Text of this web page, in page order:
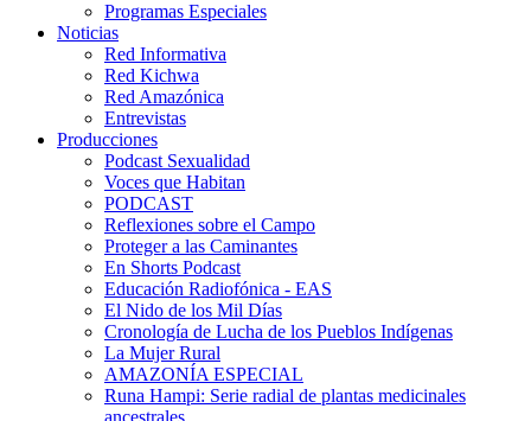
Programas Especiales
Noticias
Red Informativa
Red Kichwa
Red Amazónica
Entrevistas
Producciones
Podcast Sexualidad
Voces que Habitan
PODCAST
Reflexiones sobre el Campo
Proteger a las Caminantes
En Shorts Podcast
Educación Radiofónica - EAS
El Nido de los Mil Días
Cronología de Lucha de los Pueblos Indígenas
La Mujer Rural
AMAZONÍA ESPECIAL
Runa Hampi: Serie radial de plantas medicinales
ancestrales